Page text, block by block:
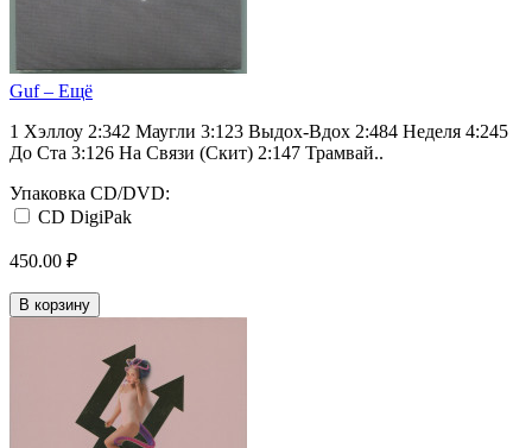
Guf ‎– Eщё
1 Хэллоу 2:342 Маугли 3:123 Выдох-Вдох 2:484 Неделя 4:245
До Ста 3:126 На Связи (Скит) 2:147 Трамвай..
Упаковка CD/DVD:
CD DigiPak
450.00 ₽
В корзину